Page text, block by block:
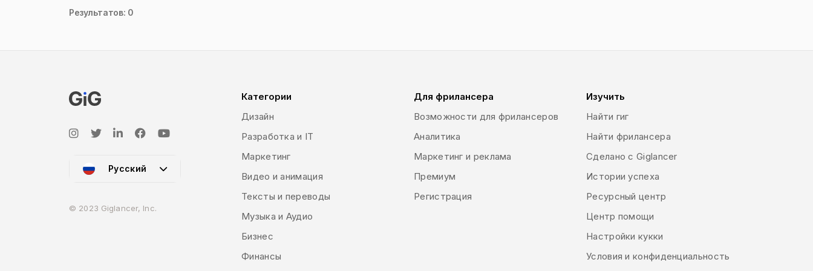
Результатов: 0
Русский
© 2023 Giglancer, Inc.
Категории
Дизайн
Разработка и IT
Маркетинг
Видео и анимация
Тексты и переводы
Музыка и Аудио
Бизнес
Финансы
Для фрилансера
Возможности для фрилансеров
Аналитика
Маркетинг и реклама
Премиум
Регистрация
Изучить
Найти гиг
Найти фрилансера
Сделано с Giglancer
Истории успеха
Ресурсный центр
Центр помощи
Настройки кукки
Условия и конфиденциальность